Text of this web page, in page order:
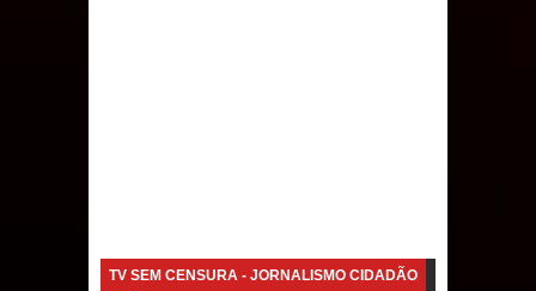
TV SEM CENSURA - JORNALISMO CIDADÃO